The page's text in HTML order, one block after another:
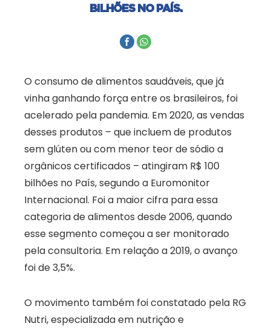
BILHÕES NO PAÍS.
O consumo de alimentos saudáveis, que já
vinha ganhando força entre os brasileiros, foi
acelerado pela pandemia. Em 2020, as vendas
desses produtos – que incluem de produtos
sem glúten ou com menor teor de sódio a
orgânicos certificados – atingiram R$ 100
bilhões no País, segundo a Euromonitor
Internacional. Foi a maior cifra para essa
categoria de alimentos desde 2006, quando
esse segmento começou a ser monitorado
pela consultoria. Em relação a 2019, o avanço
foi de 3,5%.
O movimento também foi constatado pela RG
Nutri, especializada em nutrição e